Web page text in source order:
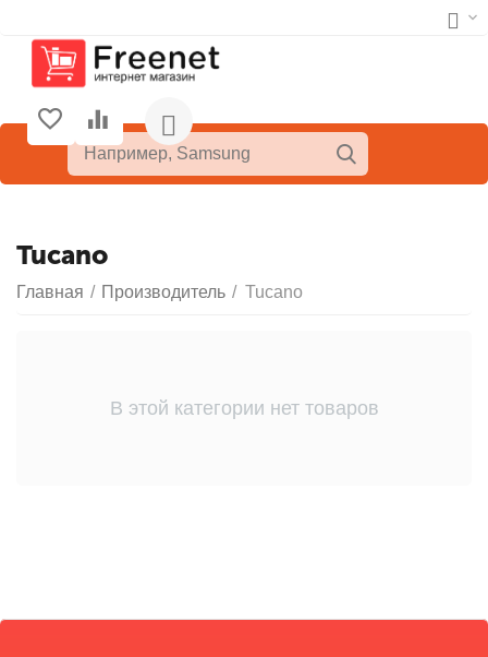
Tucano
Главная / Производитель / Tucano
В этой категории нет товаров